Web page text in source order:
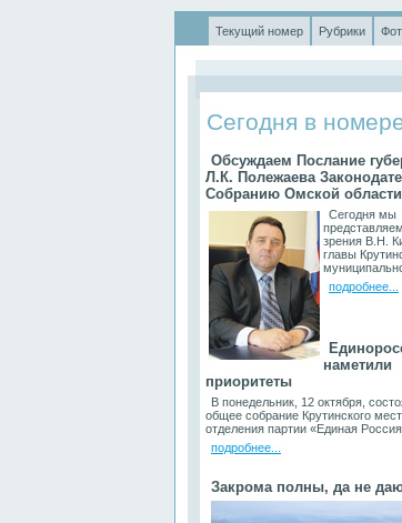
Текущий номер Рубрики
Сегодня в
Обсуждаем Послание
Л.К. Полежаева
Собранию Омской области
Сегодня мы
зрения В.Н.
главы
подробнее...
наметили
приоритеты
В понедельник, 12 октября,
общее собрание Крутинского
отделения партии «Единая
подробнее...
Закрома полны, да не